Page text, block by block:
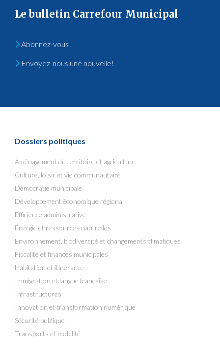
Le bulletin Carrefour Municipal
Abonnez-vous!
Envoyez-nous une nouvelle!
Dossiers politiques
Aménagement du territoire et agriculture
Culture, loisir et vie communautaire
Démocratie municipale
Développement économique régional
Efficience administrative
Énergie et ressources naturelles
Environnement, biodiversité et changements climatiques
Fiscalité et finances municipales
Habitation et itinérance
Immigration et langue française
Infrastructures
Innovation et transformation numérique
Sécurité publique
Transports et mobilité